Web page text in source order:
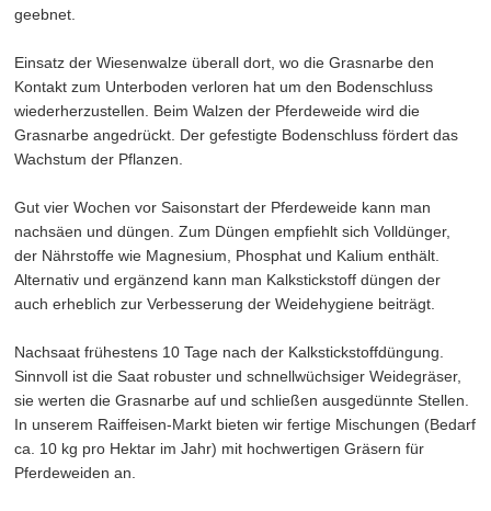
geebnet.
Einsatz der Wiesenwalze überall dort, wo die Grasnarbe den
Kontakt zum Unterboden verloren hat um den Bodenschluss
wiederherzustellen. Beim Walzen der Pferdeweide wird die
Grasnarbe angedrückt. Der gefestigte Bodenschluss fördert das
Wachstum der Pflanzen.
Gut vier Wochen vor Saisonstart der Pferdeweide kann man
nachsäen und düngen. Zum Düngen empfiehlt sich Volldünger,
der Nährstoffe wie Magnesium, Phosphat und Kalium enthält.
Alternativ und ergänzend kann man Kalkstickstoff düngen der
auch erheblich zur Verbesserung der Weidehygiene beiträgt.
Nachsaat frühestens 10 Tage nach der Kalkstickstoffdüngung.
Sinnvoll ist die Saat robuster und schnellwüchsiger Weidegräser,
sie werten die Grasnarbe auf und schließen ausgedünnte Stellen.
In unserem Raiffeisen-Markt bieten wir fertige Mischungen (Bedarf
ca. 10 kg pro Hektar im Jahr) mit hochwertigen Gräsern für
Pferdeweiden an.